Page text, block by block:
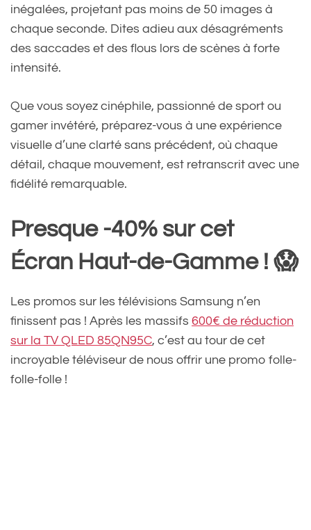
inégalées, projetant pas moins de 50 images à
chaque seconde. Dites adieu aux désagréments
des saccades et des flous lors de scènes à forte
intensité.
Que vous soyez cinéphile, passionné de sport ou
gamer invétéré, préparez-vous à une expérience
visuelle d’une clarté sans précédent, où chaque
détail, chaque mouvement, est retranscrit avec une
fidélité remarquable.
Presque -40% sur cet
Écran Haut-de-Gamme ! 😱
Les promos sur les télévisions Samsung n’en
finissent pas ! Après les massifs 600€ de réduction
sur la TV QLED 85QN95C, c’est au tour de cet
incroyable téléviseur de nous offrir une promo folle-
folle-folle !